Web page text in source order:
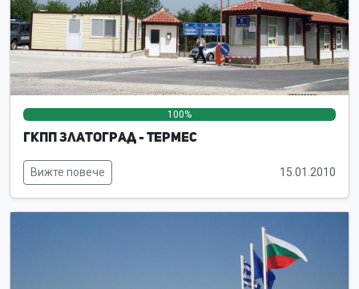
100%
ГКПП Златоград - Термес
Вижте повече 15.01.2010